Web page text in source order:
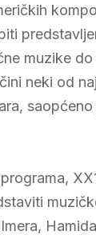
muzike do
neki od